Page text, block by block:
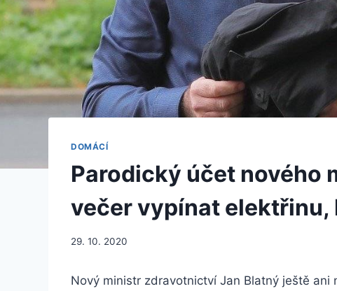
DOMÁCÍ
Parodický účet nového
večer vypínat elektřinu,
29. 10. 2020
Nový ministr zdravotnictví Jan Blatný ještě